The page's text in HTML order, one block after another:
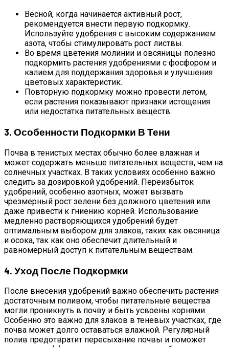
Весной, когда начинается активный рост,
рекомендуется внести первую подкормку.
Используйте удобрения с высоким содержанием
азота, чтобы стимулировать рост листвы.
Во время цветения молинии и овсяницы полезно
подкормить растения удобрениями с фосфором и
калием для поддержания здоровья и улучшения
цветовых характеристик.
Повторную подкормку можно провести летом,
если растения показывают признаки истощения
или недостатка питательных веществ.
3. Особенности Подкормки В Тени
Почва в тенистых местах обычно более влажная и
может содержать меньше питательных веществ, чем на
солнечных участках. В таких условиях особенно важно
следить за дозировкой удобрений. Переизбыток
удобрений, особенно азотных, может вызвать
чрезмерный рост зелени без должного цветения или
даже привести к гниению корней. Использование
медленно растворяющихся удобрений будет
оптимальным выбором для злаков, таких как овсяница
и осока, так как оно обеспечит длительный и
равномерный доступ к питательным веществам.
4. Уход После Подкормки
После внесения удобрений важно обеспечить растения
достаточным поливом, чтобы питательные вещества
могли проникнуть в почву и быть усвоены корнями.
Особенно это важно для злаков в теневых участках, где
почва может долго оставаться влажной. Регулярный
полив предотвратит пересыхание почвы и поможет